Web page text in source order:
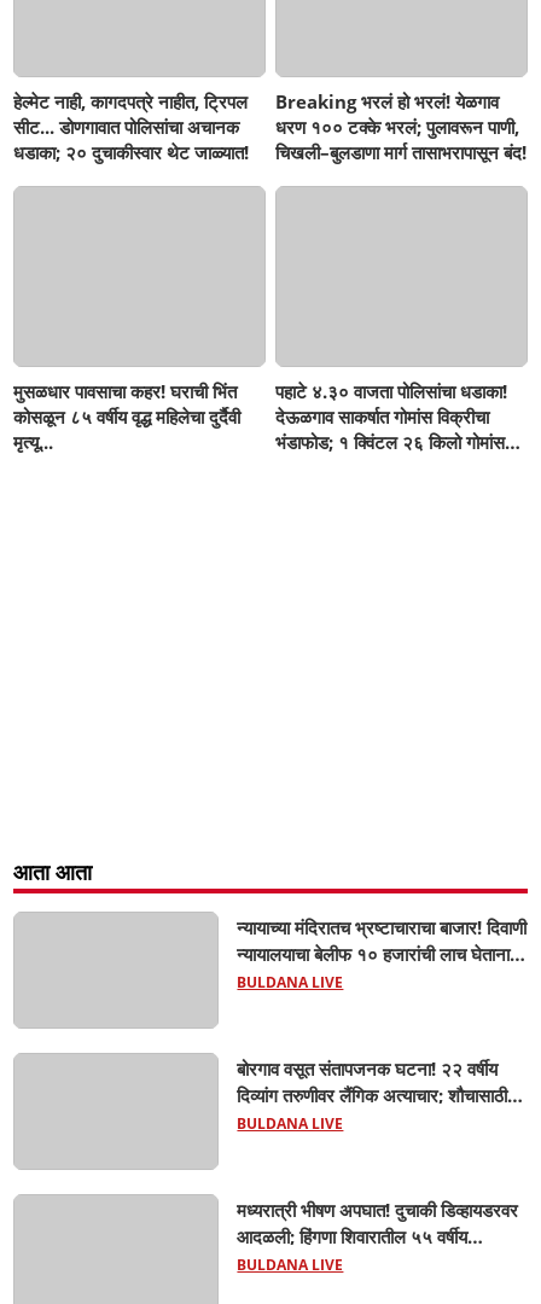
हेल्मेट नाही, कागदपत्रे नाहीत, ट्रिपल
सीट... डोणगावात पोलिसांचा अचानक
धडाका; २० दुचाकीस्वार थेट जाळ्यात!
Breaking भरलं हो भरलं! येळगाव
धरण १०० टक्के भरलं; पुलावरून पाणी,
चिखली–बुलडाणा मार्ग तासाभरापासून बंद!
मुसळधार पावसाचा कहर! घराची भिंत
कोसळून ८५ वर्षीय वृद्ध महिलेचा दुर्दैवी
मृत्यू...
पहाटे ४.३० वाजता पोलिसांचा धडाका!
देऊळगाव साकर्षात गोमांस विक्रीचा
भंडाफोड; १ क्विंटल २६ किलो गोमांस
आता आता
न्यायाच्या मंदिरातच भ्रष्टाचाराचा बाजार! दिवाणी
न्यायालयाचा बेलीफ १० हजारांची लाच घेताना
एसीबीच्या जाळ्यात; मेहकरात खळबळ!
BULDANA LIVE
बोरगाव वसूत संतापजनक घटना! २२ वर्षीय
दिव्यांग तरुणीवर लैंगिक अत्याचार; शौचासाठी
गेलेल्या तरुणीचा पाठलाग करून अत्याचाराचा
BULDANA LIVE
मध्यरात्री भीषण अपघात! दुचाकी डिव्हायडरवर
आदळली; हिंगणा शिवारातील ५५ वर्षीय
शेतकऱ्याचा जागीच मृत्यू! खांडवी–हिंगणा मार्गावर
BULDANA LIVE